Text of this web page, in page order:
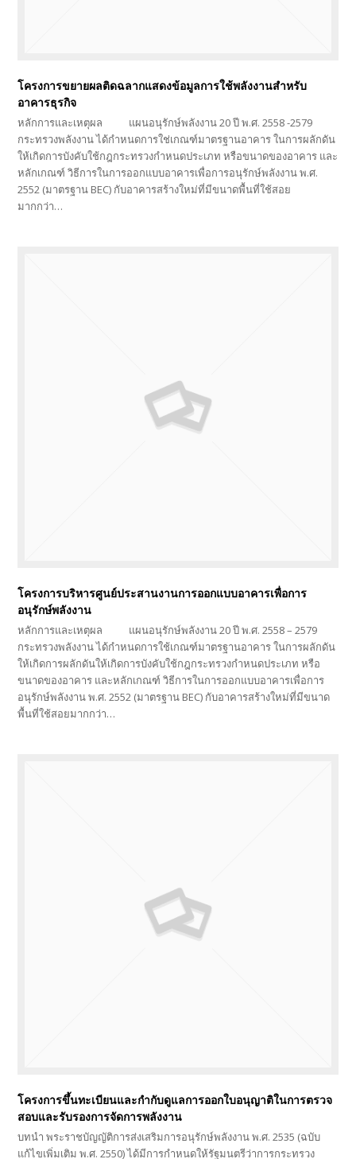
โครงการขยายผลติดฉลากแสดงข้อมูลการใช้พลังงานสำหรับ
อาคารธุรกิจ
หลักการและเหตุผล แผนอนุรักษ์พลังงาน 20 ปี พ.ศ. 2558 -2579
กระทรวงพลังงาน ได้กำหนดการใช่เกณฑ์มาตรฐานอาคาร ในการผลักดัน
ให้เกิดการบังคับใช้กฎกระทรวงกำหนดประเภท หรือขนาดของอาคาร และ
หลักเกณฑ์ วิธีการในการออกแบบอาคารเพื่อการอนุรักษ์พลังงาน พ.ศ.
2552 (มาตรฐาน BEC) กับอาคารสร้างใหม่ที่มีขนาดพื้นที่ใช้สอย
มากกว่า…
โครงการบริหารศูนย์ประสานงานการออกแบบอาคารเพื่อการ
อนุรักษ์พลังงาน
หลักการและเหตุผล แผนอนุรักษ์พลังงาน 20 ปี พ.ศ. 2558 – 2579
กระทรวงพลังงาน ได้กำหนดการใช้เกณฑ์มาตรฐานอาคาร ในการผลักดัน
ให้เกิดการผลักดันให้เกิดการบังคับใช้กฎกระทรวงกำหนดประเภท หรือ
ขนาดของอาคาร และหลักเกณฑ์ วิธีการในการออกแบบอาคารเพื่อการ
อนุรักษ์พลังงาน พ.ศ. 2552 (มาตรฐาน BEC) กับอาคารสร้างใหม่ที่มีขนาด
พื้นที่ใช้สอยมากกว่า…
โครงการขึ้นทะเบียนและกำกับดูแลการออกใบอนุญาติในการตรวจ
สอบและรับรองการจัดการพลังงาน
บทนำ พระราชบัญญัติการส่งเสริมการอนุรักษ์พลังงาน พ.ศ. 2535 (ฉบับ
แก้ไขเพิ่มเติม พ.ศ. 2550) ได้มีการกำหนดให้รัฐมนตรีว่าการกระทรวง